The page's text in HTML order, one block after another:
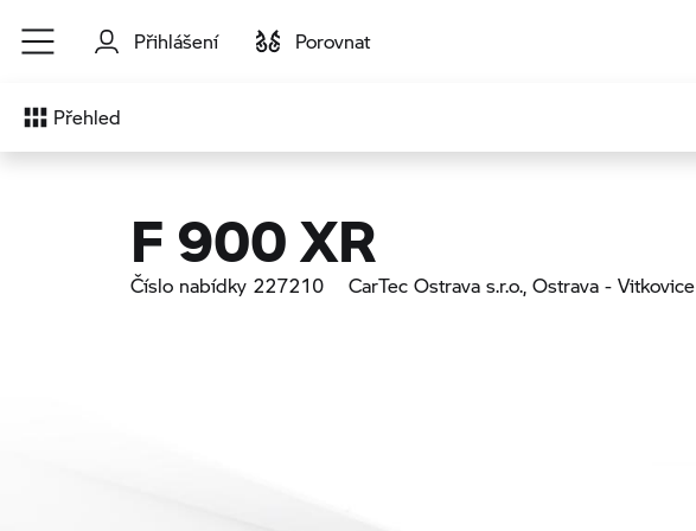
Přejít na hlavní obsah
Přihlášení Porovnat
Přehled
F 900 XR
Číslo nabídky 227210 CarTec Ostrava s.r.o., Ostrava - Vitkovice